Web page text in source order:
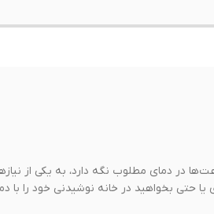
در دمای مطلوب نگه دارد، به یکی از
حتی بخواهید در خانه نوشیدنی خود را با